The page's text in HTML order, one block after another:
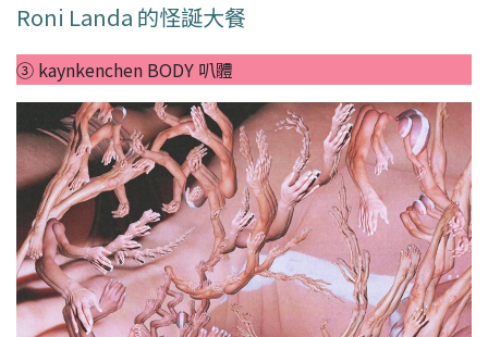
Roni Landa 的怪誕大餐
③ kaynkenchen BODY 叭體